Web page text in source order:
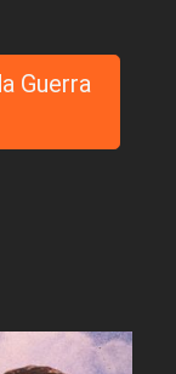
Guerra